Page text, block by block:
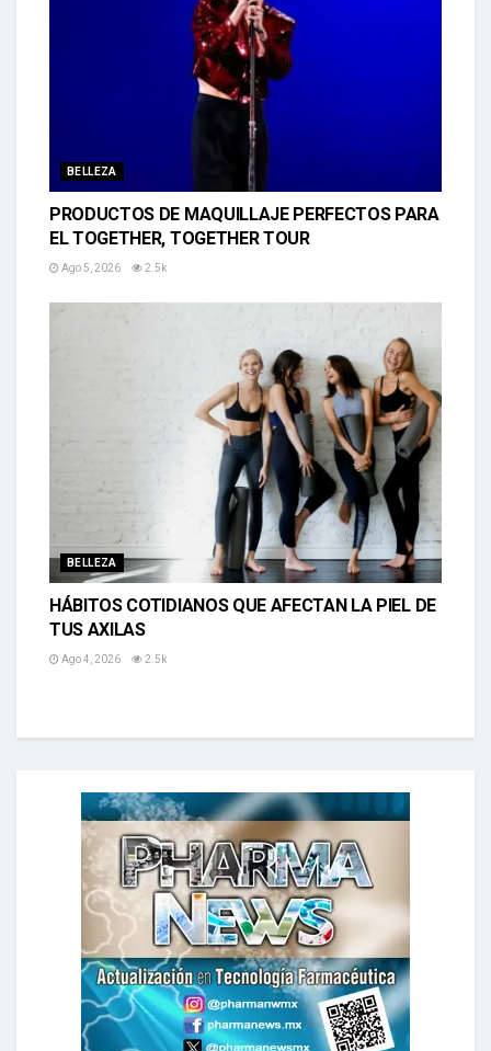
BELLEZA
PRODUCTOS DE MAQUILLAJE PERFECTOS PARA
EL TOGETHER, TOGETHER TOUR
Ago 5, 2026 2.5k
BELLEZA
HÁBITOS COTIDIANOS QUE AFECTAN LA PIEL DE
TUS AXILAS
Ago 4, 2026 2.5k